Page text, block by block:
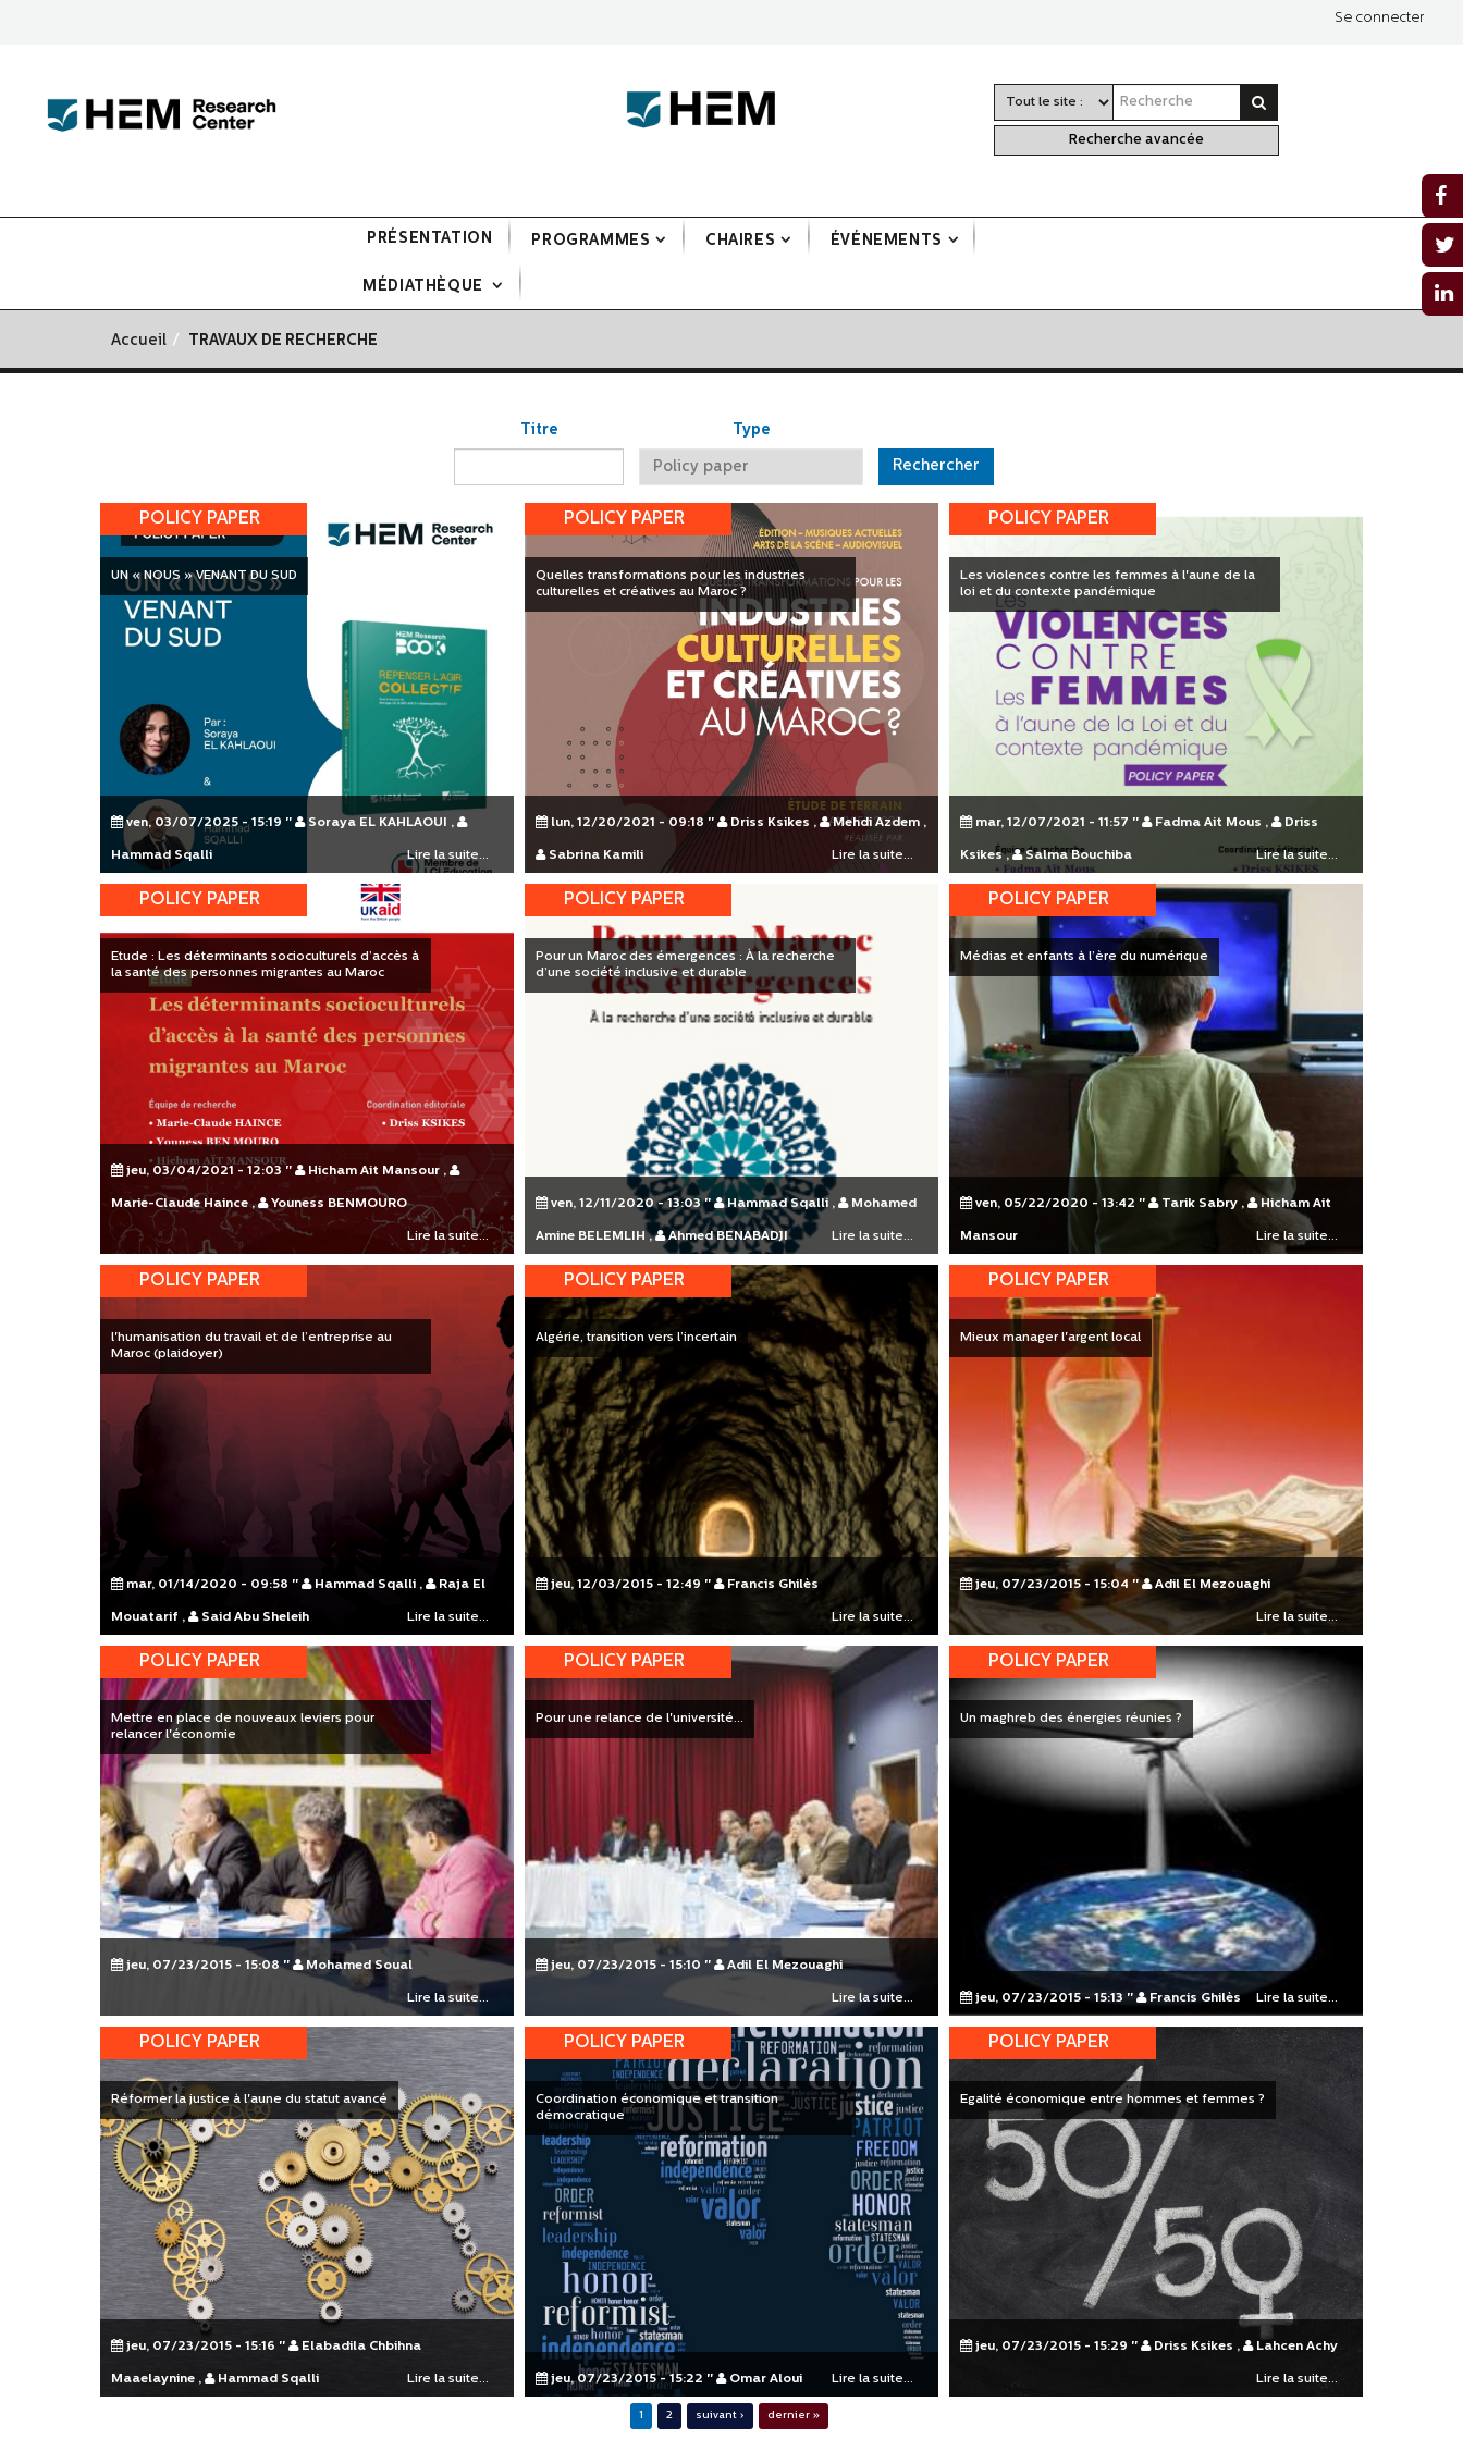
Se connecter
Recherche avancée
PRÉSENTATION PROGRAMMES CHAIRES ÉVÉNEMENTS
MÉDIATHÈQUE
Accueil TRAVAUX DE RECHERCHE
Titre Type
UN « NOUS » VENANT DU SUD
POLICY PAPER
ven, 03/07/2025 - 15:19 " Soraya EL KAHLAOUI ,
Hammad Sqalli Lire la suite...
Quelles transformations pour les industries
culturelles et créatives au Maroc ?
POLICY PAPER
lun, 12/20/2021 - 09:18 " Driss Ksikes , Mehdi Azdem ,
Sabrina Kamili Lire la suite...
Les violences contre les femmes à l'aune de la
loi et du contexte pandémique
POLICY PAPER
mar, 12/07/2021 - 11:57 " Fadma Ait Mous , Driss
Ksikes, Salma Bouchiba Lire la suite...
Etude : Les déterminants socioculturels d’accès à
la santé des personnes migrantes au Maroc
POLICY PAPER
jeu, 03/04/2021 - 12:03 " Hicham Ait Mansour ,
Marie-Claude Haince, Youness BENMOURO
Lire la suite...
Pour un Maroc des émergences : À la recherche
d’une société inclusive et durable
POLICY PAPER
ven, 12/11/2020 - 13:03" Hammad Sqalli , Mohamed
Amine BELEMLIH , Ahmed BENABADJI Lire la suite...
Médias et enfants à l’ère du numérique
POLICY PAPER
ven, 05/22/2020 - 13:42 " Tarik Sabry , Hicham Ait
Mansour Lire la suite...
l'humanisation du travail et de l’entreprise au
Maroc (plaidoyer)
POLICY PAPER
mar, 01/14/2020 - 09:58 " Hammad Sqalli , Raja El
Mouatarif , Said Abu Sheleih Lire la suite...
Algérie, transition vers l’incertain
POLICY PAPER
jeu, 12/03/2015 - 12:49 " Francis Ghilès
Lire la suite...
Mieux manager l'argent local
POLICY PAPER
jeu, 07/23/2015 - 15:04 " Adil El Mezouaghi
Lire la suite...
Mettre en place de nouveaux leviers pour
relancer l'économie
POLICY PAPER
jeu, 07/23/2015 - 15:08" Mohamed Soual
Lire la suite...
Pour une relance de l'université...
POLICY PAPER
jeu, 07/23/2015 - 15:10 " Adil El Mezouaghi
Lire la suite...
Un maghreb des énergies réunies ?
POLICY PAPER
jeu, 07/23/2015 - 15:13 " Francis Ghilès Lire la suite...
Réformer la justice à l'aune du statut avancé
POLICY PAPER
jeu, 07/23/2015 - 15:16 " Elabadila Chbihna
Maaelaynine , Hammad Sqalli Lire la suite...
Coordination économique et transition
démocratique
POLICY PAPER
jeu, 07/23/2015 - 15:22 " Omar Aloui Lire la suite...
Egalité économique entre hommes et femmes ?
POLICY PAPER
jeu, 07/23/2015 - 15:29 " Driss Ksikes , Lahcen Achy
Lire la suite...
PAGES
1 2 suivant › dernier »